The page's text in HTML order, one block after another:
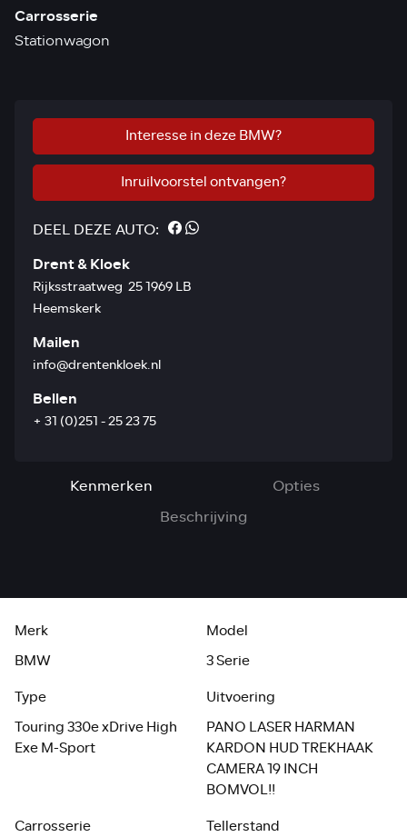
Carrosserie
Stationwagon
Interesse in deze BMW?
Inruilvoorstel ontvangen?
DEEL DEZE AUTO:
Drent & Kloek
Rijksstraatweg 25 1969 LB
Heemskerk
Mailen
info@drentenkloek.nl
Bellen
+ 31 (0)251 - 25 23 75
Kenmerken
Opties
Beschrijving
Merk
BMW
Model
3 Serie
Type
Touring 330e xDrive High
Exe M-Sport
Uitvoering
PANO LASER HARMAN
KARDON HUD TREKHAAK
CAMERA 19 INCH
BOMVOL!!
Carrosserie
Tellerstand